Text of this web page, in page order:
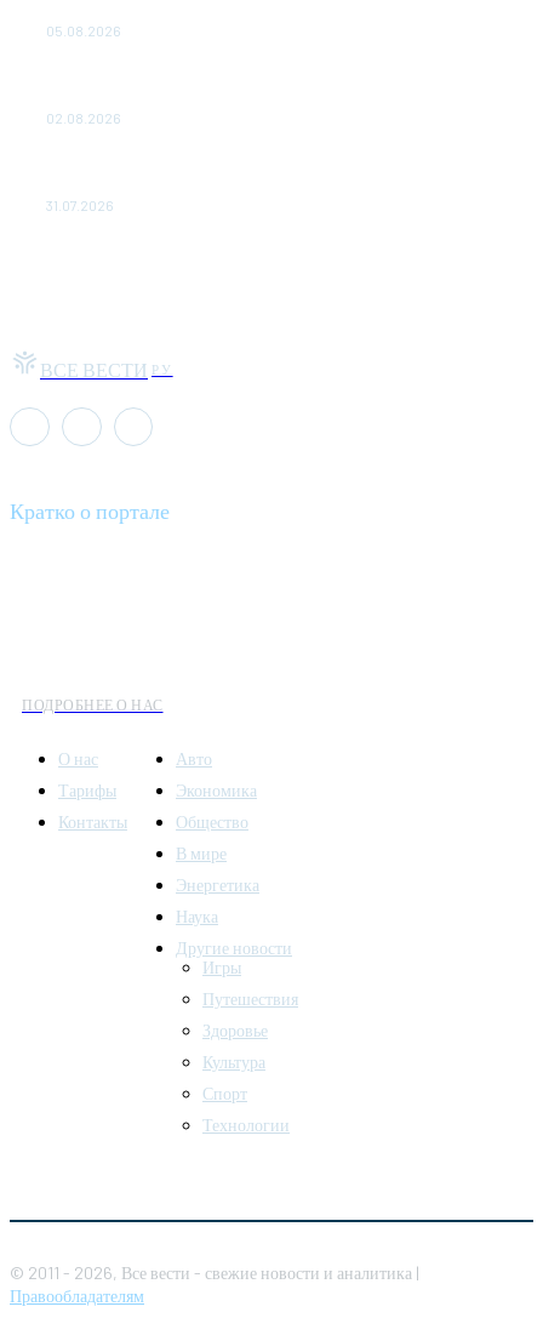
05.08.2026
02.08.2026
31.07.2026
ВСЕ ВЕСТИ РУ
Кратко о портале
ПОДРОБНЕЕ О НАС
О нас
Тарифы
Контакты
Авто
Экономика
Общество
В мире
Энергетика
Наука
Другие новости
Игры
Путешествия
Здоровье
Культура
Спорт
Технологии
© 2011 - 2026, Все вести - свежие новости и аналитика |
Правообладателям